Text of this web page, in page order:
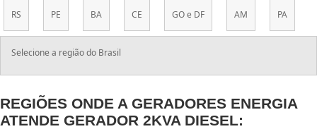
RS PE BA CE GO e DF AM PA
Selecione a região do Brasil
REGIÕES ONDE A GERADORES ENERGIA
ATENDE GERADOR 2KVA DIESEL: